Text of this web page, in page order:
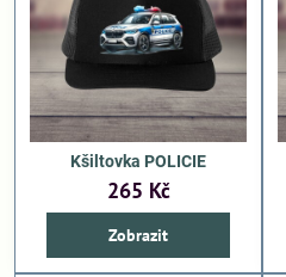
Kšiltovka POLICIE
265 Kč
Zobrazit